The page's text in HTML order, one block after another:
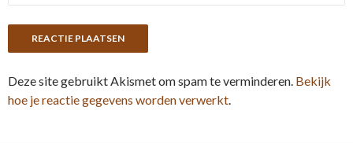
Deze site gebruikt Akismet om spam te verminderen. Bekijk
hoe je reactie gegevens worden verwerkt.